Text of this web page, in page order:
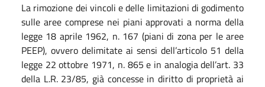
La rimozione dei vincoli e delle limitazioni di godimento
sulle aree comprese nei piani approvati a norma della
legge 18 aprile 1962, n. 167 (piani di zona per le aree
PEEP), ovvero delimitate ai sensi dell’articolo 51 della
legge 22 ottobre 1971, n. 865 e in analogia dell’art. 33
della L.R. 23/85, già concesse in diritto di proprietà ai